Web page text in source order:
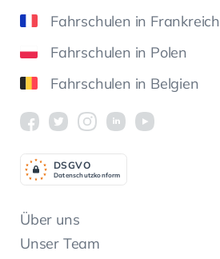
Fahrschulen in Frankreich
Fahrschulen in Polen
Fahrschulen in Belgien
Über uns
Unser Team
Datenschutzkonform
DSGVO